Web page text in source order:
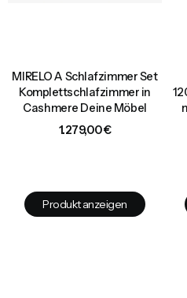
MIRELO A Schlafzimmer Set
Komplettschlafzimmer in
Cashmere Deine Möbel
Preis
1.279,00 €
Produkt anzeigen